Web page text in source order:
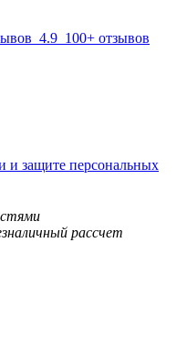
4.9 100+ отзывов
и защите персональных